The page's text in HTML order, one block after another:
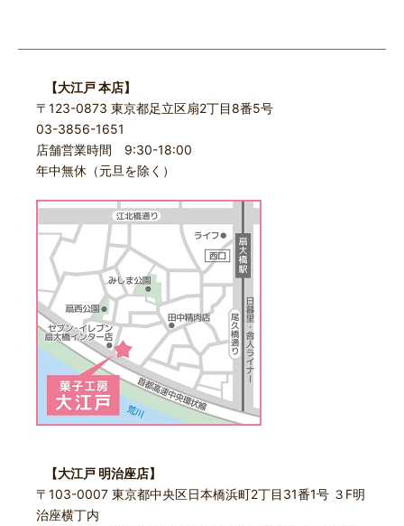
【大江戸 本店】
〒123-0873 東京都足立区扇2丁目8番5号
03-3856-1651
店舗営業時間 9:30-18:00
年中無休（元旦を除く）
【大江戸 明治座店】
〒103-0007 東京都中央区日本橋浜町2丁目31番1号 ３F明
治座横丁内